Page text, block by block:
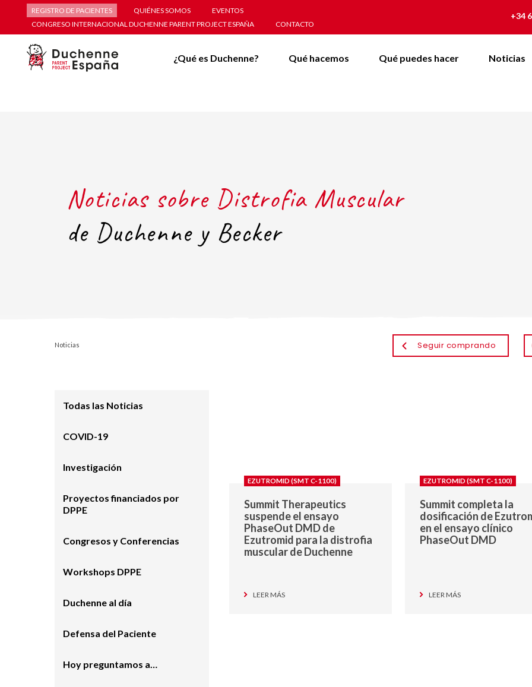
REGISTRO DE PACIENTES QUIÉNES SOMOS
EVENTOS
CONGRESO INTERNACIONAL DUCHENNE PARENT PROJECT ESPAÑA
CONTACTO
+34
¿Qué es Duchenne? Qué hacemos Qué puedes hacer Noticias
Noticias sobre Distrofia Muscular
de Duchenne y Becker
Noticias Seguir comprando
EZUTROMID (SMT C-1100)
Summit Therapeutics
suspende el ensayo
PhaseOut DMD de
Ezutromid para la distrofia
muscular de Duchenne
LEER MÁS
EZUTROMID (SMT C-1100)
Summit completa la
dosificación de
en el ensayo clínico
PhaseOut DMD
LEER MÁS
Todas las Noticias
COVID-19
Investigación
Proyectos financiados por
DPPE
Congresos y Conferencias
Workshops DPPE
Duchenne al día
Defensa del Paciente
Hoy preguntamos a…